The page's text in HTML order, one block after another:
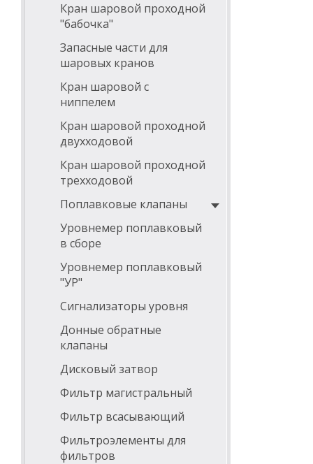
Кран шаровой проходной
"бабочка"
Запасные части для
шаровых кранов
Кран шаровой с
ниппелем
Кран шаровой проходной
двухходовой
Кран шаровой проходной
трехходовой
Поплавковые клапаны
Уровнемер поплавковый
в сборе
Уровнемер поплавковый
"УР"
Сигнализаторы уровня
Донные обратные
клапаны
Дисковый затвор
Фильтр магистральный
Фильтр всасывающий
Фильтроэлементы для
фильтров